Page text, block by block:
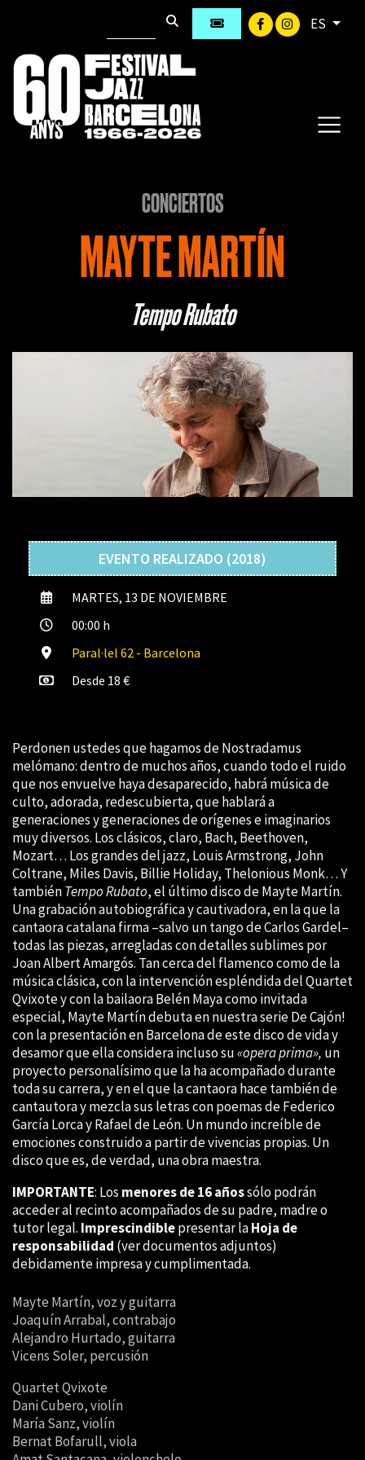
ES
CONCIERTOS
MAYTE MARTÍN
Tempo Rubato
EVENTO REALIZADO (2018)
MARTES, 13 DE NOVIEMBRE
00:00 h
Paral·lel 62 - Barcelona
Desde 18 €
Perdonen ustedes que hagamos de Nostradamus
melómano: dentro de muchos años, cuando todo el ruido
que nos envuelve haya desaparecido, habrá música de
culto, adorada, redescubierta, que hablará a
generaciones y generaciones de orígenes e imaginarios
muy diversos. Los clásicos, claro, Bach, Beethoven,
Mozart… Los grandes del jazz, Louis Armstrong, John
Coltrane, Miles Davis, Billie Holiday, Thelonious Monk… Y
tambiénTempo Rubato, el último disco de Mayte Martín.
Una grabación autobiográfica y cautivadora, en la que la
cantaora catalana firma –salvo un tango de Carlos Gardel–
todas las piezas, arregladas con detalles sublimes por
Joan Albert Amargós. Tan cerca del flamenco como de la
música clásica, con la intervención espléndida del Quartet
Qvixote y con la bailaora Belén Maya como invitada
especial, Mayte Martín debuta en nuestra serie De Cajón!
con la presentación en Barcelona de este disco de vida y
desamor que ella considera incluso su«opera prima», un
proyecto personalísimo que la ha acompañado durante
toda su carrera, y en el que la cantaora hace también de
cantautora y mezcla sus letras con poemas de Federico
García Lorca y Rafael de León. Un mundo increíble de
emociones construido a partir de vivencias propias. Un
disco que es, de verdad, una obra maestra.
IMPORTANTE: Los menores de 16 añossólo podrán
acceder al recinto acompañados de su padre, madre o
tutor legal. Imprescindiblepresentar laHoja de
responsabilidad (ver documentos adjuntos)
debidamente impresa y cumplimentada.
Mayte Martín, voz y guitarra
Joaquín Arrabal, contrabajo
Alejandro Hurtado, guitarra
Vicens Soler, percusión
Quartet Qvixote
Dani Cubero, violín
María Sanz, violín
Bernat Bofarull, viola